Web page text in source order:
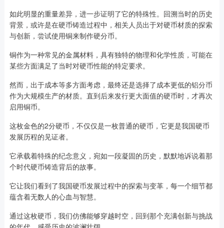
如此明显的重量差异，进一步证明了它的特殊性。回溯当时的历史
背景，或许是在硬币铸造过程中，相关人员出于对硬币材质的探索
与创新，尝试使用铜来制作硬分币。
铜作为一种常见的金属材料，具有独特的物理和化学性质，可能在
某些方面满足了当时对硬币性能的特定要求。
然而，出于成本等多方面考虑，最终还是选择了成本更低的铝分币
作为大规模生产的材质。直到后来发行更大面值的硬币时，才再次
启用铜币。
这枚金色的2分硬币，不仅仅是一枚普通的硬币，它更是我国硬币
发展历程的见证者。
它承载着特殊的纪念意义，宛如一段凝固的历史，默默地诉说着那
个时代硬币铸造背后的故事。
它让我们看到了我国硬币发展过程中的探索与变革，每一个细节都
蕴含着无数人的心血与智慧。
通过这枚硬币，我们仿佛能够穿越时空，回到那个充满创新与挑战